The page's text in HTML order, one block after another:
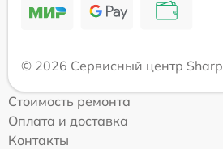
© 2026 Сервисный центр Sharp
Стоимость ремонта
Оплата и доставка
Контакты